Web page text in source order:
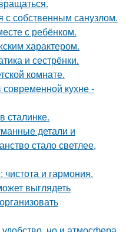
с собственным санузлом.
с ребёнком.
характером.
и сестрёнки.
комнате.
кухне -
сталинке.
детали и
стало светлее,
и гармония.
выглядеть